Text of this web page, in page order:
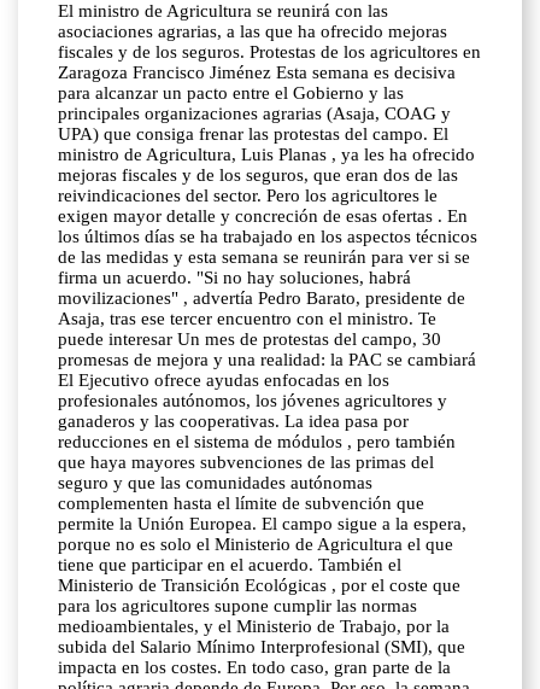
El ministro de Agricultura se reunirá con las
asociaciones agrarias, a las que ha ofrecido mejoras
fiscales y de los seguros. Protestas de los agricultores en
Zaragoza Francisco Jiménez Esta semana es decisiva
para alcanzar un pacto entre el Gobierno y las
principales organizaciones agrarias (Asaja, COAG y
UPA) que consiga frenar las protestas del campo. El
ministro de Agricultura, Luis Planas , ya les ha ofrecido
mejoras fiscales y de los seguros, que eran dos de las
reivindicaciones del sector. Pero los agricultores le
exigen mayor detalle y concreción de esas ofertas . En
los últimos días se ha trabajado en los aspectos técnicos
de las medidas y esta semana se reunirán para ver si se
firma un acuerdo. "Si no hay soluciones, habrá
movilizaciones" , advertía Pedro Barato, presidente de
Asaja, tras ese tercer encuentro con el ministro. Te
puede interesar Un mes de protestas del campo, 30
promesas de mejora y una realidad: la PAC se cambiará
El Ejecutivo ofrece ayudas enfocadas en los
profesionales autónomos, los jóvenes agricultores y
ganaderos y las cooperativas. La idea pasa por
reducciones en el sistema de módulos , pero también
que haya mayores subvenciones de las primas del
seguro y que las comunidades autónomas
complementen hasta el límite de subvención que
permite la Unión Europea. El campo sigue a la espera,
porque no es solo el Ministerio de Agricultura el que
tiene que participar en el acuerdo. También el
Ministerio de Transición Ecológicas , por el coste que
para los agricultores supone cumplir las normas
medioambientales, y el Ministerio de Trabajo, por la
subida del Salario Mínimo Interprofesional (SMI), que
impacta en los costes. En todo caso, gran parte de la